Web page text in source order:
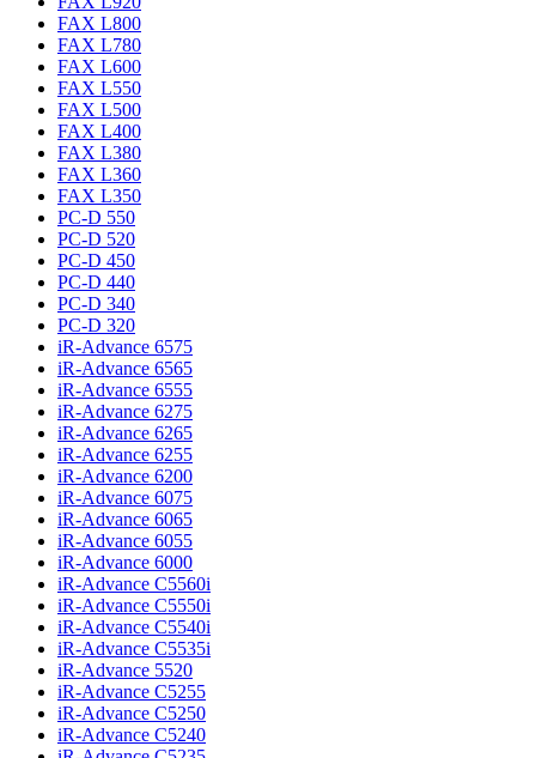
FAX L800
FAX L780
FAX L600
FAX L550
FAX L500
FAX L400
FAX L380
FAX L360
FAX L350
PC-D 550
PC-D 520
PC-D 450
PC-D 440
PC-D 340
PC-D 320
iR-Advance 6575
iR-Advance 6565
iR-Advance 6555
iR-Advance 6275
iR-Advance 6265
iR-Advance 6255
iR-Advance 6200
iR-Advance 6075
iR-Advance 6065
iR-Advance 6055
iR-Advance 6000
iR-Advance C5560i
iR-Advance C5550i
iR-Advance C5540i
iR-Advance C5535i
iR-Advance 5520
iR-Advance C5255
iR-Advance C5250
iR-Advance C5240